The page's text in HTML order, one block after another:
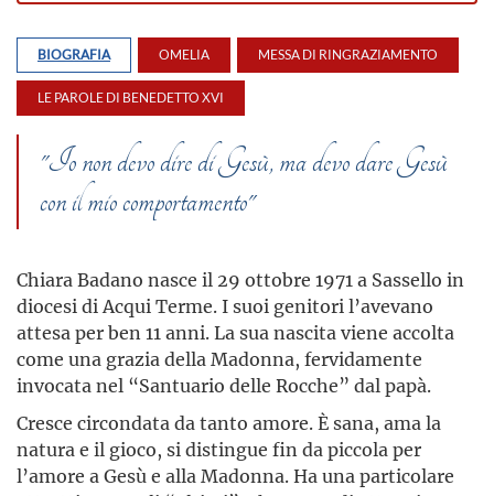
BIOGRAFIA OMELIA MESSA DI RINGRAZIAMENTO
LE PAROLE DI BENEDETTO XVI
"Io non devo dire di Gesù, ma devo dare Gesù
con il mio comportamento"
Chiara Badano nasce il 29 ottobre 1971 a Sassello in
diocesi di Acqui Terme. I suoi genitori l’avevano
attesa per ben 11 anni. La sua nascita viene accolta
come una grazia della Madonna, fervidamente
invocata nel “Santuario delle Rocche” dal papà.
Cresce circondata da tanto amore. È sana, ama la
natura e il gioco, si distingue fin da piccola per
l’amore a Gesù e alla Madonna. Ha una particolare